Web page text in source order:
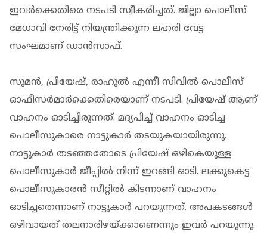
ഇവര്‍ക്കെതിരെ നടപടി സ്വീകരിച്ചത്. ജില്ലാ പൊലീസ്
മേധാവി നേരിട്ട് നിയന്ത്രിക്കുന്ന ലഹരി വേട്ട
സംഘമാണ് ഡാന്‍സാഫ്.
സുമന്‍, പ്രിയേഷ്, രാഹുല്‍ എന്നീ സിവില്‍ പൊലീസ്
ഓഫീസര്‍മാര്‍ക്കെതിരെയാണ് നടപടി. പ്രിയേഷ് ആണ്
വാഹനം ഓടിച്ചിരുന്നത്. മദ്യപിച്ച് വാഹനം ഓടിച്ച
പൊലീസുകാരെ നാട്ടുകാര്‍ തടയുകയായിരുന്നു.
നാട്ടുകാർ തടഞ്ഞതോടെ പ്രിയേഷ് ഒഴികെയുള്ള
പൊലീസുകാർ ജീപ്പില്‍ നിന്ന് ഇറങ്ങി ഓടി. ലക്കുകെട്ട
പൊലീസുകാരന്‍ സീറ്റില്‍ കിടന്നാണ് വാഹനം
ഓടിച്ചതെന്നാണ് നാട്ടുകാര്‍ പറയുന്നത്. അപകടങ്ങള്‍
ഒഴിവായത് തലനാരിഴയ്ക്കാണെന്നും ഇവര്‍ പറയുന്നു.